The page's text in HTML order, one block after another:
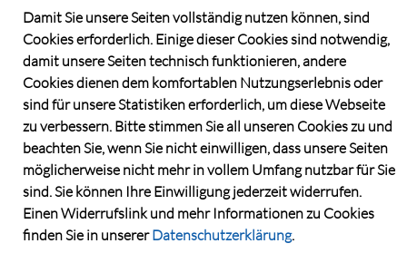
©2026 Deutsche Grundstücksauktionen AG
CONSENT MANAGER
KATALOGBEZUG
OBJEKTFRAGEBOGEN
DATENSCHUTZ
VERSTEIGERUNGSBEDINGUNGEN
IMPRESSUM
KONTAKT
Damit Sie unsere Seiten vollständig nutzen können, sind
Cookies erforderlich. Einige dieser Cookies sind notwendig,
damit unsere Seiten technisch funktionieren, andere
Cookies dienen dem komfortablen Nutzungserlebnis oder
sind für unsere Statistiken erforderlich, um diese Webseite
zu verbessern. Bitte stimmen Sie all unseren Cookies zu und
beachten Sie, wenn Sie nicht einwilligen, dass unsere Seiten
möglicherweise nicht mehr in vollem Umfang nutzbar für Sie
sind. Sie können Ihre Einwilligung jederzeit widerrufen.
Einen Widerrufslink und mehr Informationen zu Cookies
finden Sie in unsererDatenschutzerklärung.